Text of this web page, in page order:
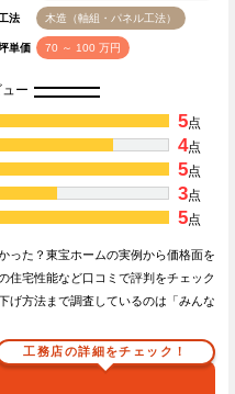
法 木造（軸組・パネル工法）
単価 70 ～ 100 万円
ー
5点
4点
5点
3点
5点
った？東宝ホームの実例から価格面を
住宅性能など口コミで評判をチェック
げ方法まで調査しているのは「みんな
工務店の詳細をチェック！